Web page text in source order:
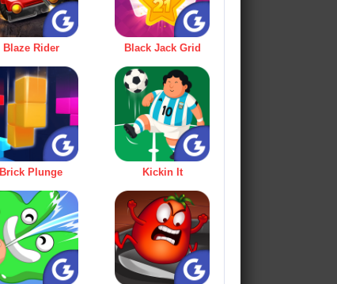
Blaze Rider Black Jack Grid
Brick Plunge Kickin It